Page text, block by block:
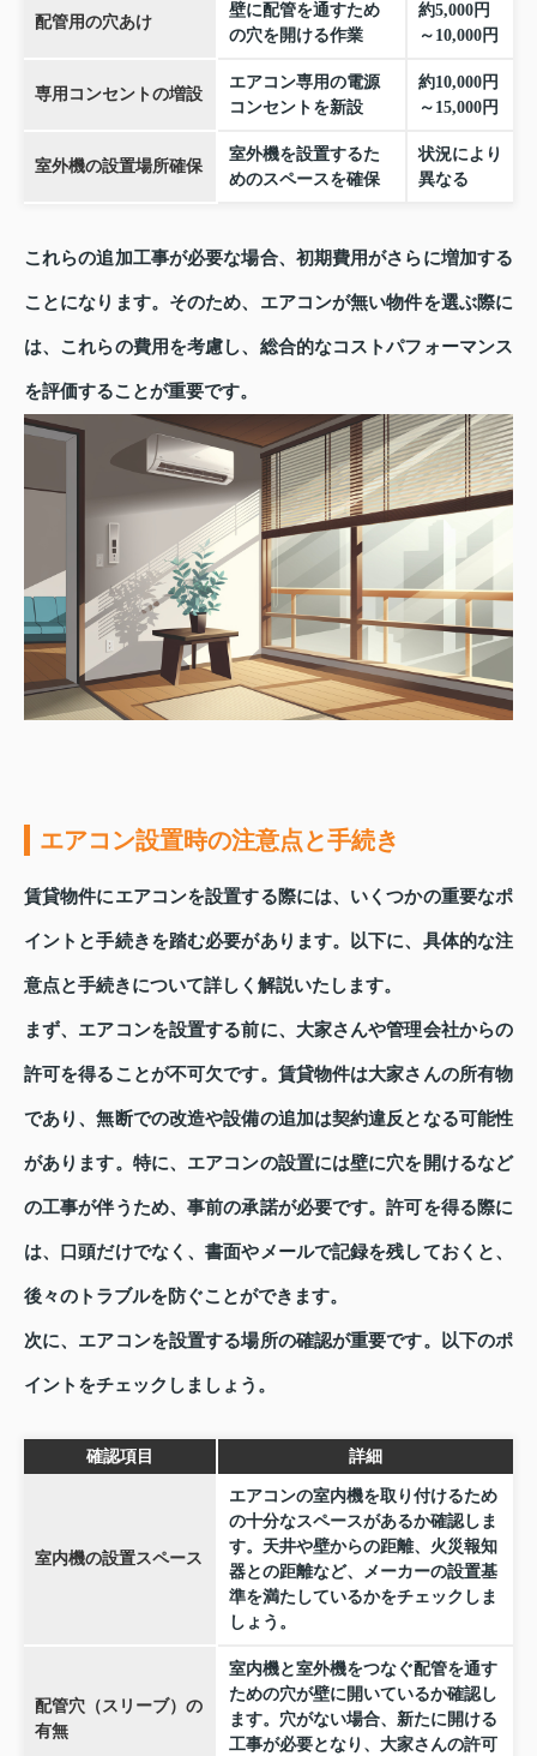
配管用の穴あけ
壁に配管を通すため
の穴を開ける作業
約5,000円
～10,000円
専用コンセントの増設
エアコン専用の電源
コンセントを新設
約10,000円
～15,000円
室外機の設置場所確保
室外機を設置するた
めのスペースを確保
状況により
異なる
これらの追加工事が必要な場合、初期費用がさらに増加する
ことになります。そのため、エアコンが無い物件を選ぶ際に
は、これらの費用を考慮し、総合的なコストパフォーマンス
を評価することが重要です。
エアコン設置時の注意点と手続き
賃貸物件にエアコンを設置する際には、いくつかの重要なポ
イントと手続きを踏む必要があります。以下に、具体的な注
意点と手続きについて詳しく解説いたします。
まず、エアコンを設置する前に、大家さんや管理会社からの
許可を得ることが不可欠です。賃貸物件は大家さんの所有物
であり、無断での改造や設備の追加は契約違反となる可能性
があります。特に、エアコンの設置には壁に穴を開けるなど
の工事が伴うため、事前の承諾が必要です。許可を得る際に
は、口頭だけでなく、書面やメールで記録を残しておくと、
後々のトラブルを防ぐことができます。
次に、エアコンを設置する場所の確認が重要です。以下のポ
イントをチェックしましょう。
確認項目 詳細
室内機の設置スペース
エアコンの室内機を取り付けるため
の十分なスペースがあるか確認しま
す。天井や壁からの距離、火災報知
器との距離など、メーカーの設置基
準を満たしているかをチェックしま
しょう。
配管穴（スリーブ）の
有無
室内機と室外機をつなぐ配管を通す
ための穴が壁に開いているか確認し
ます。穴がない場合、新たに開ける
工事が必要となり、大家さんの許可